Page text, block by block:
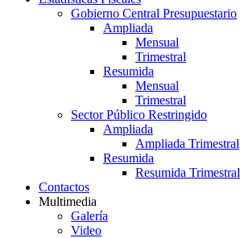
Gobierno Central Presupuestario
Ampliada
Mensual
Trimestral
Resumida
Mensual
Trimestral
Sector Público Restringido
Ampliada
Ampliada Trimestral
Resumida
Resumida Trimestral
Contactos
Multimedia
Galería
Video